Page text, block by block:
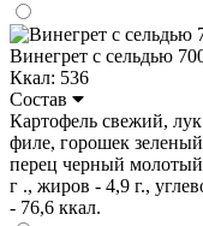
Винегрет с сельдью
Ккал: 536
Состав
Картофель свежий,
филе, горошек
перец черный
г ., жиров - 4,9 г.,
- 76,6 ккал.